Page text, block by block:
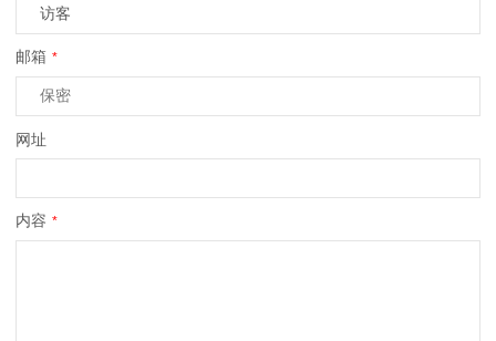
邮箱 *
网址
内容 *